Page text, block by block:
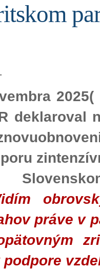
2025(
deklaroval
práve v